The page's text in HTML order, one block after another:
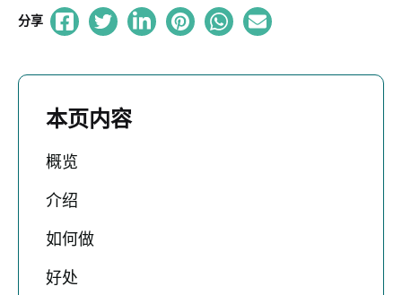
分享
本页内容
概览
介绍
如何做
好处